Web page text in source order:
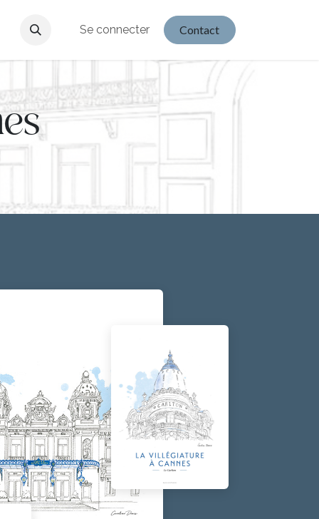
Se connecter Contact